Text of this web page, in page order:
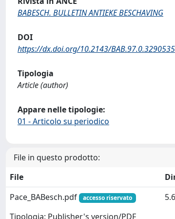
BABESCH. BULLETIN ANTIEKE BESCHAVING
DOI
https://dx.doi.org/10.2143/BAB.97.0.3290535
Tipologia
Article (author)
Appare nelle tipologie:
01 - Articolo su periodico
File in questo prodotto:
File
Pace_BABesch.pdf
accesso riservato
Tipologia: Publisher's version/PDF